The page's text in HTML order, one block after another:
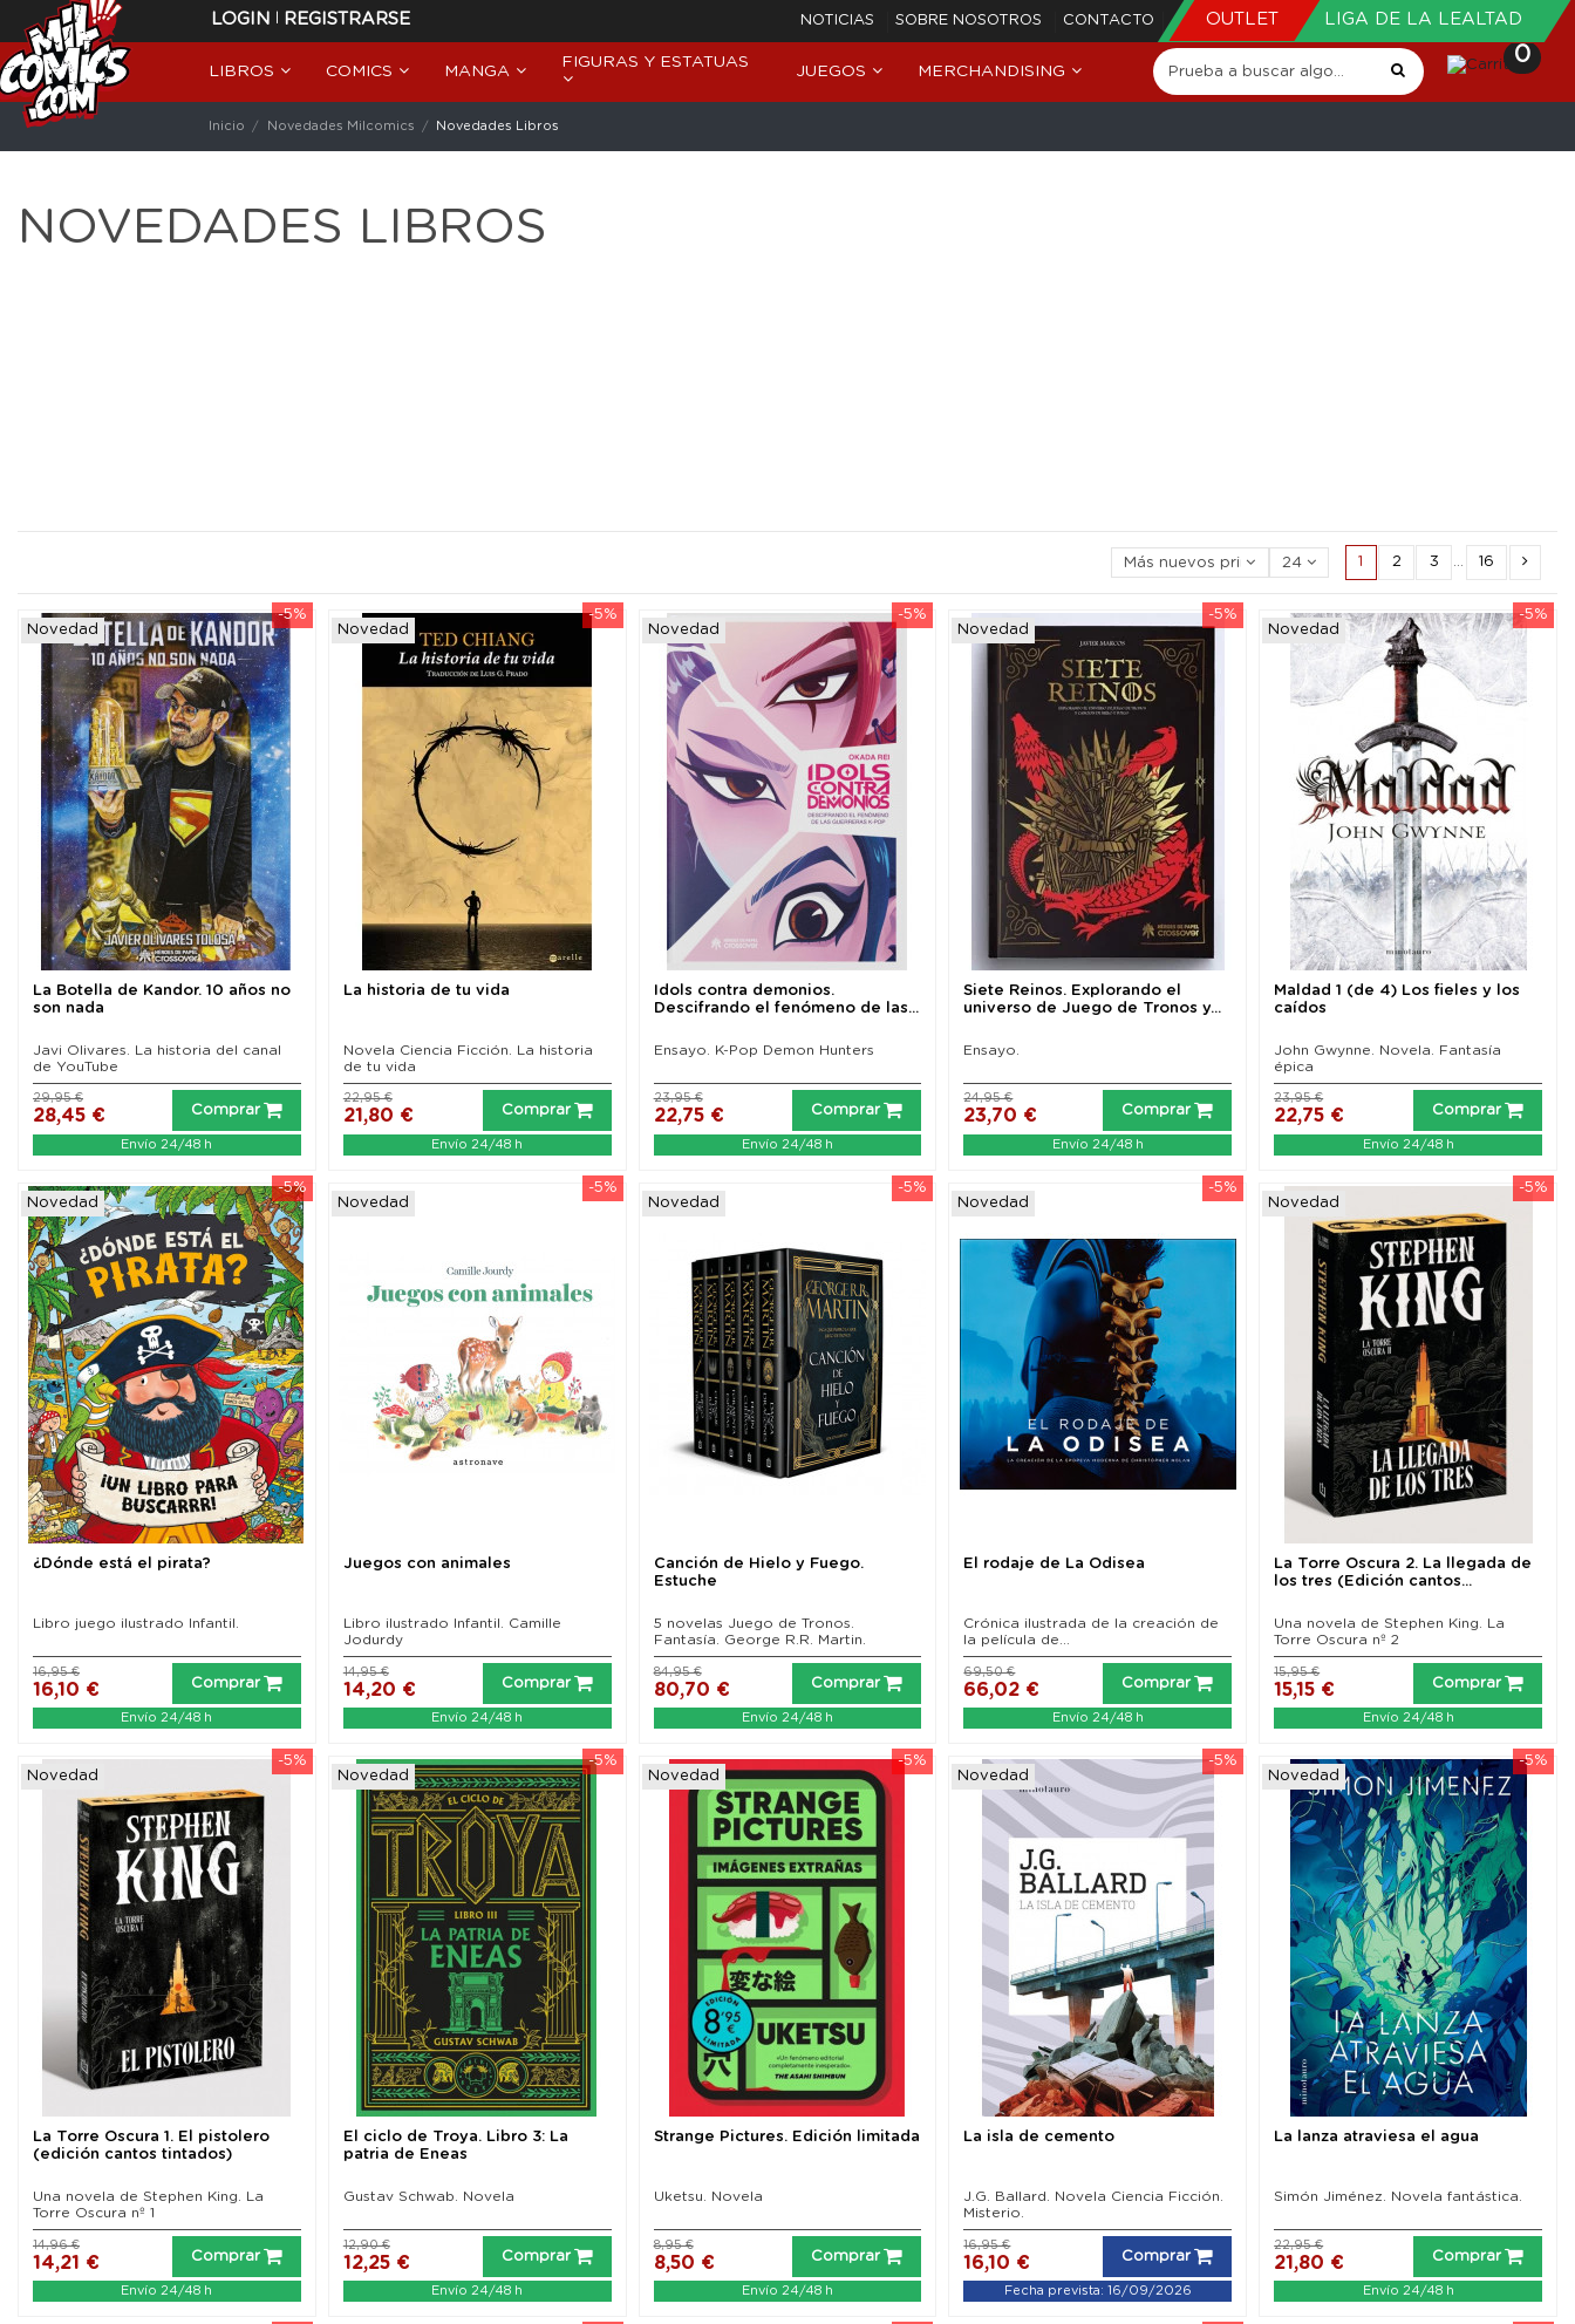
LOGIN | REGISTRARSE NOTICIAS SOBRE NOSOTROS CONTACTO OUTLET LIGA DE LA LEALTAD
LIBROS COMICS MANGA
FIGURAS Y ESTATUAS
JUEGOS MERCHANDISING
0
Inicio Novedades Milcomics Novedades Libros
NOVEDADES LIBROS
Más nuevos primero 24 1 2 3 … 16
-5%
Novedad
La Botella de Kandor. 10 años no
son nada
Javi Olivares. La historia del canal
de YouTube
28,45 €
29,95 €
Comprar
Envío 24/48 h
-5%
Novedad
La historia de tu vida
Novela Ciencia Ficción. La historia
de tu vida
21,80 €
22,95 €
Comprar
Envío 24/48 h
-5%
Novedad
Idols contra demonios.
Descifrando el fenómeno de las...
Ensayo. K-Pop Demon Hunters
22,75 €
23,95 €
Comprar
Envío 24/48 h
-5%
Novedad
Siete Reinos. Explorando el
universo de Juego de Tronos y...
Ensayo.
23,70 €
24,95 €
Comprar
Envío 24/48 h
-5%
Novedad
Maldad 1 (de 4) Los fieles y los
caídos
John Gwynne. Novela. Fantasía
épica
22,75 €
23,95 €
Comprar
Envío 24/48 h
-5%
Novedad
¿Dónde está el pirata?
Libro juego ilustrado Infantil.
16,10 €
16,95 €
Comprar
Envío 24/48 h
-5%
Novedad
Juegos con animales
Libro ilustrado Infantil. Camille
Jodurdy
14,20 €
14,95 €
Comprar
Envío 24/48 h
-5%
Novedad
Canción de Hielo y Fuego.
Estuche
5 novelas Juego de Tronos.
Fantasía. George R.R. Martin.
80,70 €
84,95 €
Comprar
Envío 24/48 h
-5%
Novedad
El rodaje de La Odisea
Crónica ilustrada de la creación de
la película de...
66,02 €
69,50 €
Comprar
Envío 24/48 h
-5%
Novedad
La Torre Oscura 2. La llegada de
los tres (Edición cantos...
Una novela de Stephen King. La
Torre Oscura nº 2
15,15 €
15,95 €
Comprar
Envío 24/48 h
-5%
Novedad
La Torre Oscura 1. El pistolero
(edición cantos tintados)
Una novela de Stephen King. La
Torre Oscura nº 1
14,21 €
14,96 €
Comprar
Envío 24/48 h
-5%
Novedad
El ciclo de Troya. Libro 3: La
patria de Eneas
Gustav Schwab. Novela
12,25 €
12,90 €
Comprar
Envío 24/48 h
-5%
Novedad
Strange Pictures. Edición limitada
Uketsu. Novela
8,50 €
8,95 €
Comprar
Envío 24/48 h
-5%
Novedad
La isla de cemento
J.G. Ballard. Novela Ciencia Ficción.
Misterio.
16,10 €
16,95 €
Comprar
Fecha prevista: 16/09/2026
-5%
Novedad
La lanza atraviesa el agua
Simón Jiménez. Novela fantástica.
21,80 €
22,95 €
Comprar
Envío 24/48 h